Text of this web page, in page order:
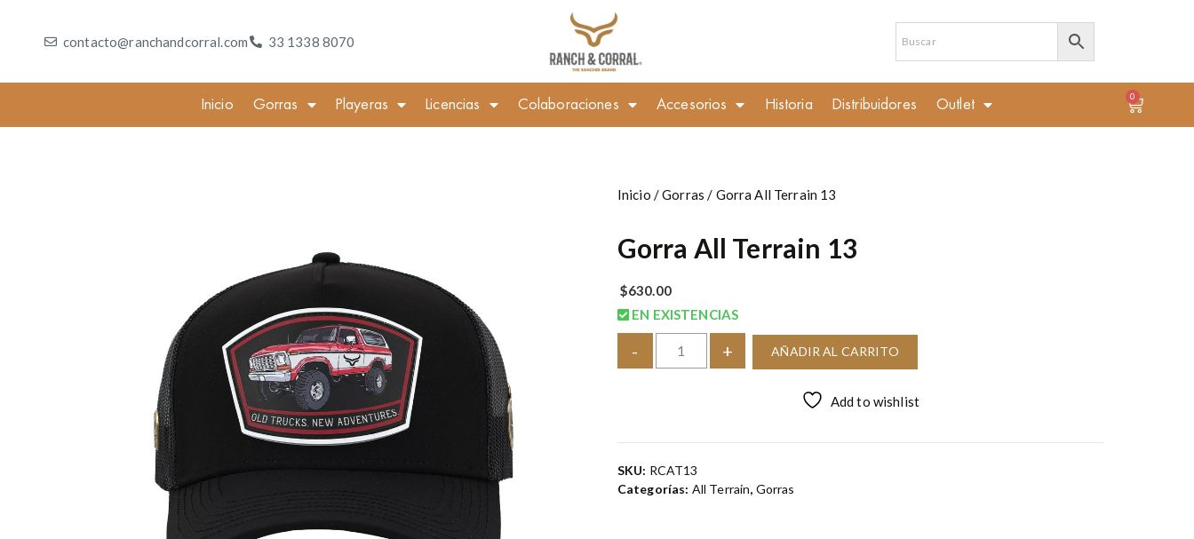
contacto@ranchandcorral.com 33 1338 8070
Inicio Gorras Playeras Licencias Colaboraciones Accesorios Historia Distribuidores Outlet 0
Inicio /Gorras / Gorra All Terrain 13
Gorra All Terrain 13
$630.00
EN EXISTENCIAS
- + AÑADIR AL CARRITO
Add to wishlist
SKU: RCAT13
Categorías: All Terrain, Gorras